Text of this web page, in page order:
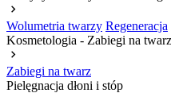
Wolumetria twarzy Regeneracja
Kosmetologia - Zabiegi na twarz
Zabiegi na twarz
Pielęgnacja dłoni i stóp